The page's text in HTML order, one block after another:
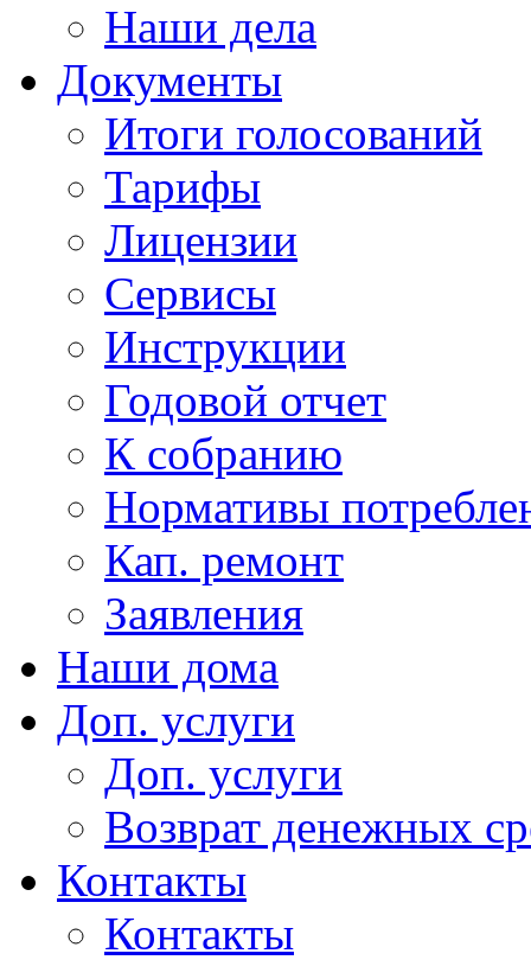
Наши дела
Документы
Итоги голосований
Тарифы
Лицензии
Сервисы
Инструкции
Годовой отчет
К собранию
Нормативы
Кап. ремонт
Заявления
Наши дома
Доп. услуги
Доп. услуги
Возврат денежных
Контакты
Контакты